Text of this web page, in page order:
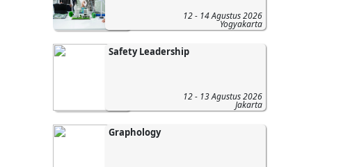
12 - 14 Agustus 2026
Yogyakarta
Safety Leadership
12 - 13 Agustus 2026
Jakarta
Graphology